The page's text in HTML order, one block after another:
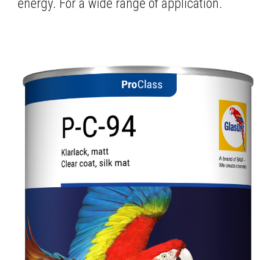
energy. For a wide range of application.